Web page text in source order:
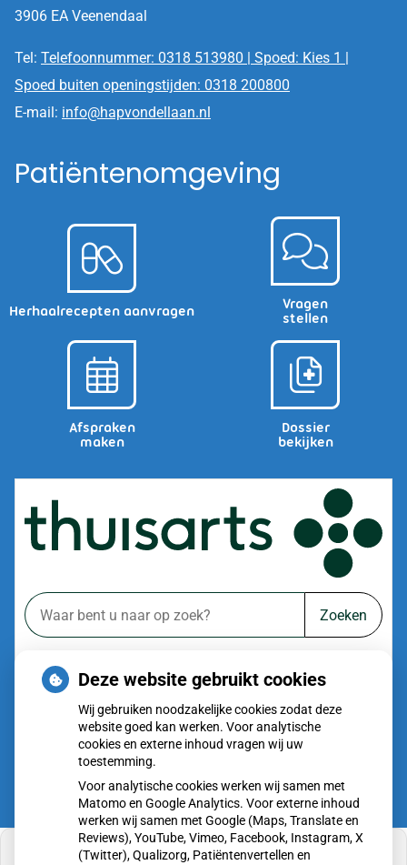
3906 EA Veenendaal
Tel: Telefoonnummer: 0318 513980 | Spoed: Kies 1 |
Spoed buiten openingstijden: 0318 200800
E-mail: info@hapvondellaan.nl
Patiëntenomgeving
Herhaalrecepten aanvragen
Vragen
stellen
Afspraken
maken
Dossier
bekijken
Zoeken
Betrouwbare informatie over ziekte en gezondheid
Deze website gebruikt cookies
Wij gebruiken noodzakelijke cookies zodat deze
website goed kan werken. Voor analytische
cookies en externe inhoud vragen wij uw
toestemming.
Voor analytische cookies werken wij samen met
Matomo en Google Analytics. Voor externe inhoud
werken wij samen met Google (Maps, Translate en
Reviews), YouTube, Vimeo, Facebook, Instagram, X
(Twitter), Qualizorg, Patiëntenvertellen en